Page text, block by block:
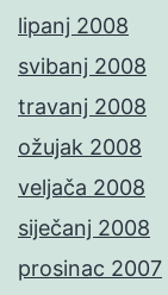
lipanj 2008
svibanj 2008
travanj 2008
ožujak 2008
veljača 2008
siječanj 2008
prosinac 2007